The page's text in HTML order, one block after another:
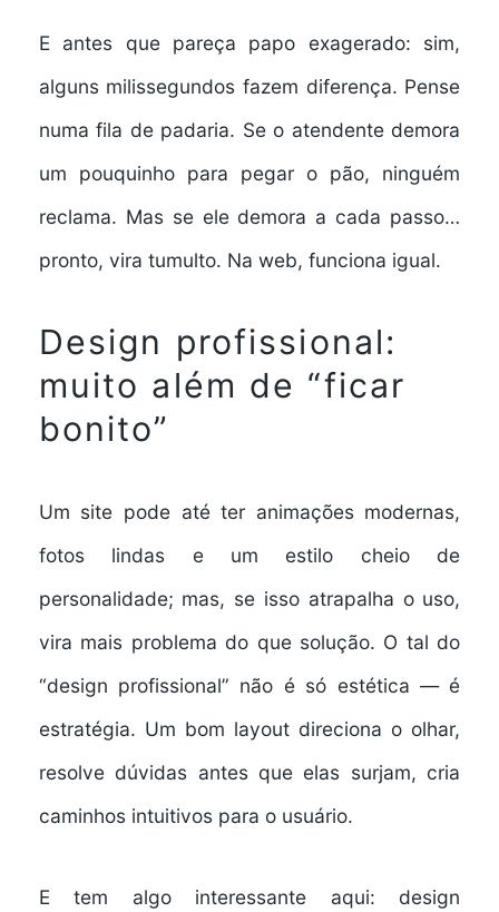
E antes que pareça papo exagerado: sim,
alguns milissegundos fazem diferença. Pense
numa fila de padaria. Se o atendente demora
um pouquinho para pegar o pão, ninguém
reclama. Mas se ele demora a cada passo…
pronto, vira tumulto. Na web, funciona igual.
Design profissional:
muito além de “ficar
bonito”
Um site pode até ter animações modernas,
fotos lindas e um estilo cheio de
personalidade; mas, se isso atrapalha o uso,
vira mais problema do que solução. O tal do
“design profissional” não é só estética — é
estratégia. Um bom layout direciona o olhar,
resolve dúvidas antes que elas surjam, cria
caminhos intuitivos para o usuário.
E tem algo interessante aqui: design